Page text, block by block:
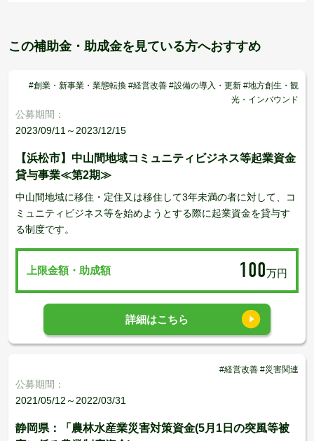
この補助金・助成金を見ている方へおすすめ
#創業・新事業・業態転換 #経営改善 #設備の導入・更新 #地方創生・観
光・インバウンド
公募期間：
2023/09/11～2023/12/15
【浜松市】中山間地域コミュニティビジネス等起業資金
貸与事業≪第2期≫
中山間地域に移住・定住又は移住して3年未満の者に対して、コ
ミュニティビジネス等を始めようとする際に起業資金を貸与す
る制度です。
上限金額・助成額 100万円
詳細はこちら
#経営改善 #災害関連
公募期間：
2021/05/12～2022/03/31
静岡県：「農林水産業災害対策資金(5月1日の突風等被